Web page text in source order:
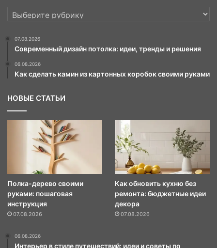
РУБРИКИ
07.08.2026
Современный дизайн потолка: идеи, тренды и решения
06.08.2026
Как сделать камин из картонных коробок своими руками
НОВЫЕ СТАТЬИ
Полка-дерево своими
руками: пошаговая
инструкция
07.08.2026
Как обновить кухню без
ремонта: бюджетные идеи
декора
07.08.2026
06.08.2026
Интерьер в стиле путешествий: идеи и советы по